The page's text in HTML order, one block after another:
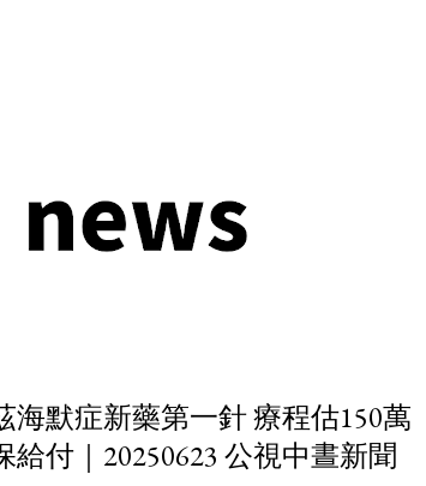
海默症新藥第一針 療程估150萬
給付｜20250623 公視中晝新聞